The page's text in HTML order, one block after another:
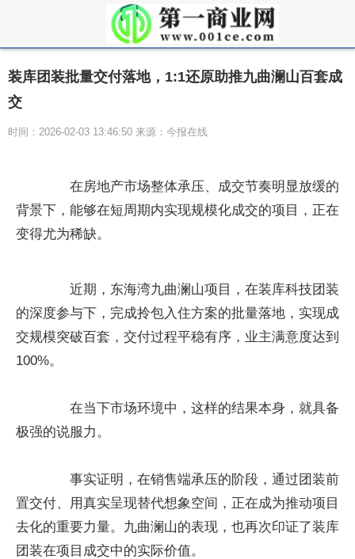
装库团装批量交付落地，1:1还原助推九曲澜山百套成
交
时间：2026-02-03 13:46:50 来源：今报在线
在房地产市场整体承压、成交节奏明显放缓的
背景下，能够在短周期内实现规模化成交的项目，正在
变得尤为稀缺。
近期，东海湾九曲澜山项目，在装库科技团装
的深度参与下，完成拎包入住方案的批量落地，实现成
交规模突破百套，交付过程平稳有序，业主满意度达到
100%。
在当下市场环境中，这样的结果本身，就具备
极强的说服力。
事实证明，在销售端承压的阶段，通过团装前
置交付、用真实呈现替代想象空间，正在成为推动项目
去化的重要力量。九曲澜山的表现，也再次印证了装库
团装在项目成交中的实际价值。